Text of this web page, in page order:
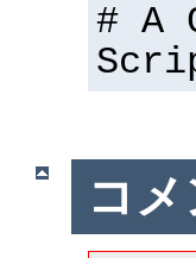
# A
コメ